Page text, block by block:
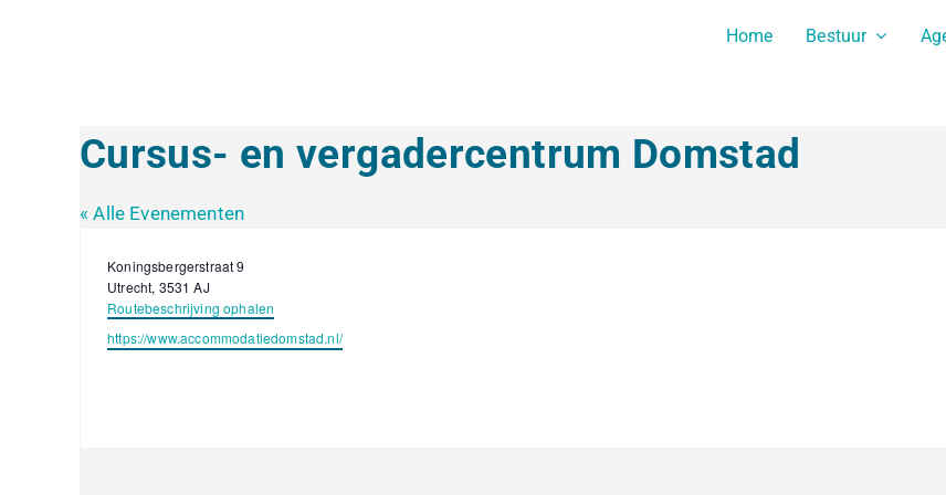
Home Bestuur
Cursus- en vergadercentrum Domstad
« Alle Evenementen
Adres
Koningsbergerstraat 9
Utrecht, 3531 AJ
Routebeschrijving ophalen
Website
https://www.accommodatiedomstad.nl/